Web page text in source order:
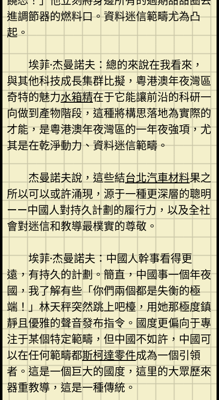
進調節器的燃料口。資料迷信範疇尤為凸
起。
埃菲·杰曼諾夫：總的來說在我看來，
與其他科技成長集群比擬，粵港澳年夜灣區
奇特的魅力水箱精在于它能讓前沿的科研一
向做到產物階段，這種將構思落地為實際的
才能，是粵港澳年夜灣區的一年夜強項，尤
其是在乾淨動力、資料迷信範疇。
杰曼諾夫說，這些結台北汽車材料果之
所以可以或許涌現，源于一種更深層的聰明
——中國人對持久計劃的履行力，以及全社
會對迷信和教導最樸實的尊敬。
埃菲·杰曼諾夫：中國人幹事看得更
遠，有持久的計劃。簡直，中國事一個年夜
國，我了解有些「你們兩個都是失衡的極
端！」林天秤突然跳上吧檯，用她那極度鎮
靜且優雅的聲音發布指令。國度更偏向于專
注于某個特定範疇，但中國不如許，中國可
以在任何範疇都斯柯達零件成為一個引領
者。這是一個巨大的國度，這里的大眾歷來
器重教導，這是一種傳統。